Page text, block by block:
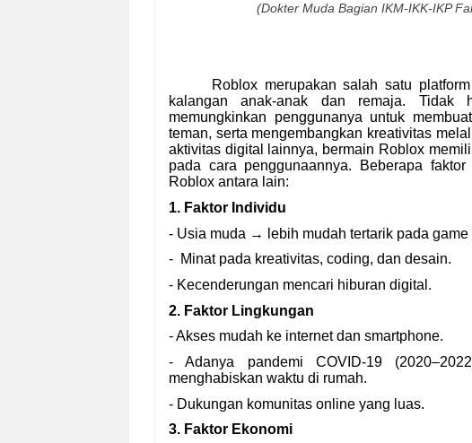
(Dokter Muda Bagian IKM-IKK-IKP
Roblox merupakan salah satu
kalangan anak-anak dan remaja. Tidak
memungkinkan penggunanya untuk
teman, serta mengembangkan kreativitas
aktivitas digital lainnya, bermain Roblox
pada cara penggunaannya. Beberapa
Roblox antara lain:
1. Faktor Individu
- Usia muda → lebih mudah tertarik pada game
- Minat pada kreativitas, coding, dan desain.
- Kecenderungan mencari hiburan digital.
2. Faktor Lingkungan
- Akses mudah ke internet dan smartphone.
- Adanya pandemi COVID-19
menghabiskan waktu di rumah.
- Dukungan komunitas online yang luas.
3. Faktor Ekonomi